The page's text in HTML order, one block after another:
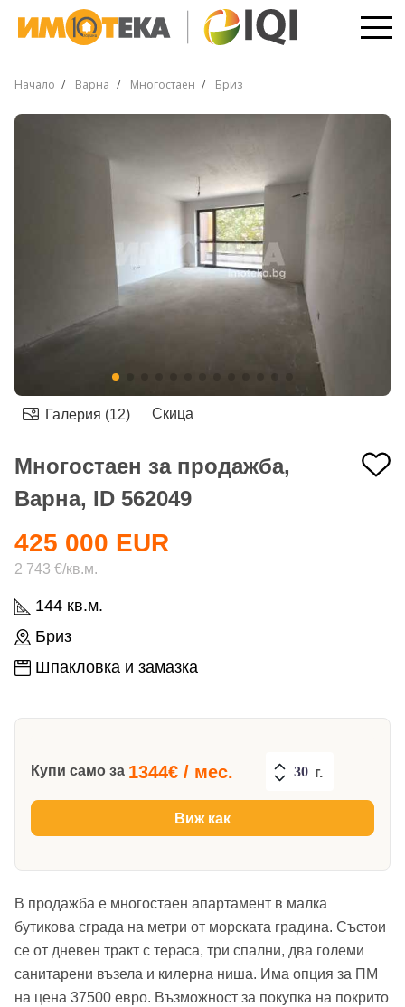
Начало Варна Многостаен Бриз
Галерия (12) Скица
Многостаен за продажба,
Варна, ID 562049
144 кв.м.
Бриз
Шпакловка и замазка
425 000 EUR
2 743 €/кв.м.
Купи само за 1344€ / мес. г.
Виж как
В продажба е многостаен апартамент в малка
бутикова сграда на метри от морската градина. Състои
се от дневен тракт с тераса, три спални, два големи
санитарени възела и килерна ниша. Има опция за ПМ
на цена 37500 евро. Възможност за покупка на покрито